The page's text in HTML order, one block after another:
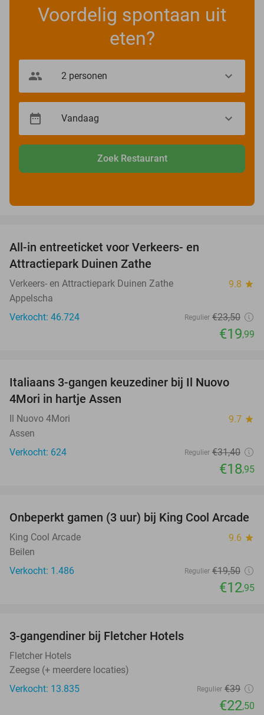
Voordelig spontaan uit
eten?
Zoek Restaurant
All-in entreeticket voor Verkeers- en
Attractiepark Duinen Zathe
Verkeers- en Attractiepark Duinen Zathe 9.8 star
Appelscha
Verkocht: 46.724
Regulier €23,50
€19,99
40%
Italiaans 3-gangen keuzediner bij Il Nuovo
4Mori in hartje Assen
Il Nuovo 4Mori 9.7 star
Assen
Verkocht: 624
Regulier €31,40
€18,95
34%
Onbeperkt gamen (3 uur) bij King Cool Arcade
King Cool Arcade 9.6 star
Beilen
Verkocht: 1.486
Regulier €19,50
€12,95
3-gangendiner bij Fletcher Hotels
Fletcher Hotels
Zeegse (+ meerdere locaties)
Verkocht: 13.835
Regulier €39
€22,50